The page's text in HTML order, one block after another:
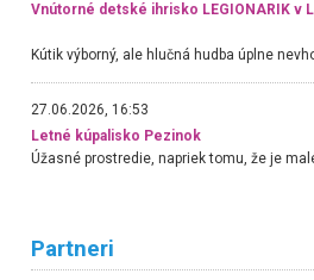
Vnútorné detské ihrisko LEGIONARIK v
27.06.2026, 16:53
Letné kúpalisko Pezinok
Partneri